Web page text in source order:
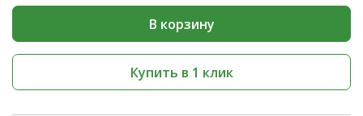
В корзину
Купить в 1 клик